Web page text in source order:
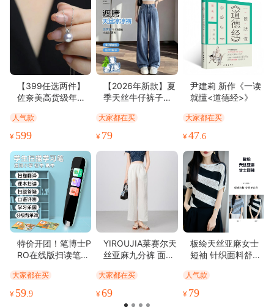
色泽纯正(37) 容量够大(35) 口感俱佳(34) 图文清晰(34)
纸张精良(34) 结实牢固(33) 必备书籍(32) 体感舒适(32)
方便实用(28) 字体适宜(27) 格外清爽(26) 款式时尚(26)
很显气质(23) 上身好看(21) 高端大气(19)
易于使用(17) 很有弹力(16) 物流很快(14) 完美无瑕(12)
薄厚适中(11) 无油腻感(11) 精美雅致(10) 优美详细(10)
清香四溢(9) 清香软糯(9) 清晰度高(9) 做工精致(9)
松软可口(6) 功能强劲(6) 不占空间(6)
【399任选两件】
佐奈美高货级年中
有限 先到先得），
海水马贝、AKOY
选。
人气款
¥ 599
【2026年新款】夏
季天丝牛仔裤子高
瘦、舒适凉爽
大家都在买
¥ 79
尹建莉 新作《一读
就懂<道德经>》
大家都在买
¥47.6
特价开团！笔博士P
RO在线版扫读笔D
本扫读 扫题答疑 口
语评测 学习乐园 分
大家都在买
¥ 59 .9
YIROUJIA莱赛尔天
丝亚麻九分裤 面料
九分宽松阔腿设计
清爽利落显瘦无束
缚 百搭时尚【卡码
大家都在买
¥69
板绘天丝亚麻女士
短袖 针织面料舒适
人 百搭休闲
人气款
¥ 79